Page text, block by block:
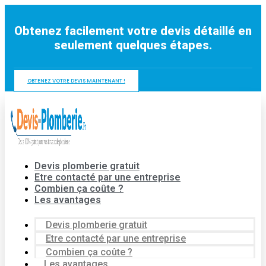
contenu
Obtenez facilement votre devis détaillé en
seulement quelques étapes.
OBTENEZ VOTRE DEVIS MAINTENANT !
Devis plomberie gratuit
Etre contacté par une entreprise
Combien ça coûte ?
Les avantages
Devis plomberie gratuit
Etre contacté par une entreprise
Combien ça coûte ?